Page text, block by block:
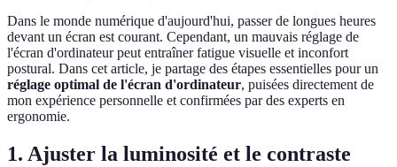
Dans le monde numérique d'aujourd'hui, passer de longues heures
devant un écran est courant. Cependant, un mauvais réglage de
l'écran d'ordinateur peut entraîner fatigue visuelle et inconfort
postural. Dans cet article, je partage des étapes essentielles pour un
réglage optimal de l'écran d'ordinateur, puisées directement de
mon expérience personnelle et confirmées par des experts en
ergonomie.
1. Ajuster la luminosité et le contraste